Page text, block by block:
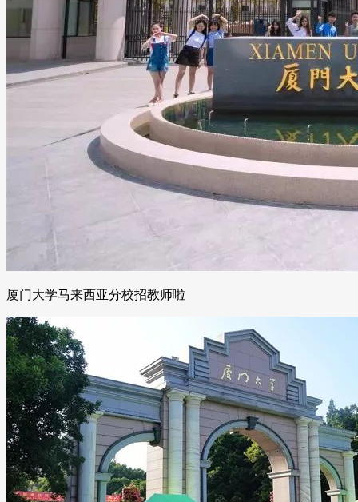
厦门大学马来西亚分校招教师啦